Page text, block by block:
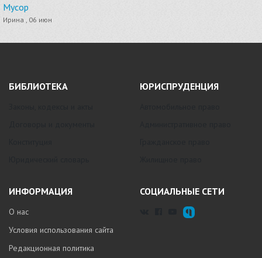
Мусор
Ирина , 06 июн
БИБЛИОТЕКА ЮРИСПРУДЕНЦИЯ
ИНФОРМАЦИЯ
О нас
Условия использования сайта
Редакционная политика
СОЦИАЛЬНЫЕ СЕТИ